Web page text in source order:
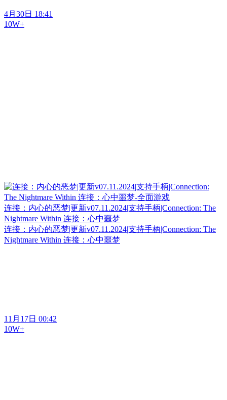
4月30日 18:41
10W+
连接：内心的恶梦|更新v07.11.2024|支持手柄|Connection: The
Nightmare Within 连接：心中噩梦
连接：内心的恶梦|更新v07.11.2024|支持手柄|Connection: The
Nightmare Within 连接：心中噩梦
11月17日 00:42
10W+